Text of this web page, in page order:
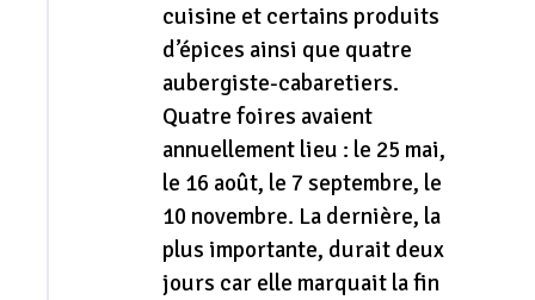
cuisine et certains produits
d’épices ainsi que quatre
aubergiste-cabaretiers.
Quatre foires avaient
annuellement lieu : le 25 mai,
le 16 août, le 7 septembre, le
10 novembre. La dernière, la
plus importante, durait deux
jours car elle marquait la fin